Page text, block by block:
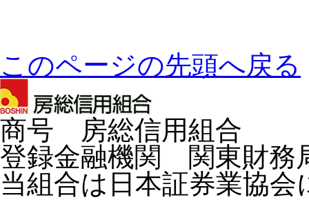
このページの先頭へ戻る
商号 房総信用組合
登録金融機関 関東財務
当組合は日本証券業協